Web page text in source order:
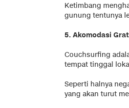
Ketimbang
gunung tentunya
5. Akomodasi
Couchsurfing
tempat tinggal
Seperti halnya
yang akan turut